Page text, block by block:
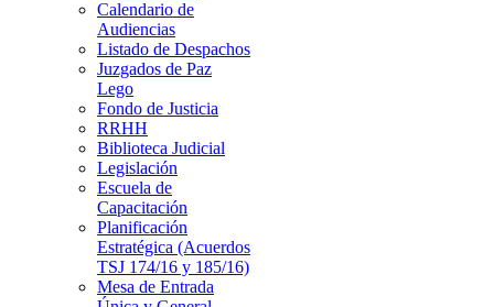
Calendario de
Audiencias
Listado de Despachos
Juzgados de Paz
Lego
Fondo de Justicia
RRHH
Biblioteca Judicial
Legislación
Escuela de
Capacitación
Planificación
Estratégica (Acuerdos
TSJ 174/16 y 185/16)
Mesa de Entrada